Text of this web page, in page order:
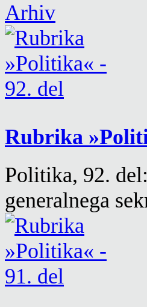
Arhiv
Rubrika
Politika, 92.
generalnega